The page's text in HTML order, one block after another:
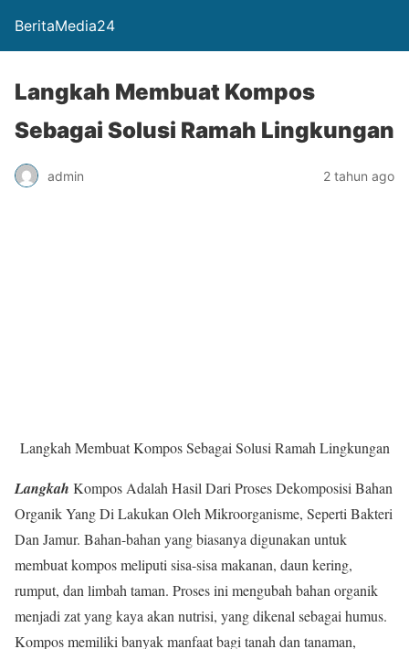
BeritaMedia24
Langkah Membuat Kompos
Sebagai Solusi Ramah Lingkungan
admin 2 tahun ago
Langkah Membuat Kompos Sebagai Solusi Ramah Lingkungan
Langkah Kompos Adalah Hasil Dari Proses Dekomposisi Bahan
Organik Yang Di Lakukan Oleh Mikroorganisme, Seperti Bakteri
Dan Jamur. Bahan-bahan yang biasanya digunakan untuk
membuat kompos meliputi sisa-sisa makanan, daun kering,
rumput, dan limbah taman. Proses ini mengubah bahan organik
menjadi zat yang kaya akan nutrisi, yang dikenal sebagai humus.
Kompos memiliki banyak manfaat bagi tanah dan tanaman,